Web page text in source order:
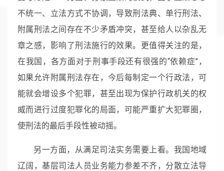
不统一、立法方式不协调，导致刑法典、单行刑法、
附属刑法之间存在不少矛盾冲突，甚至给人以杂乱无
章之感，影响了刑法施行的效果。更值得关注的是，
在我国，各方面对于刑事手段还有很强的“依赖症”，
如果允许附属刑法存在，今后每制定一个行政法，可
能就会增设多个犯罪，甚至出现为保护行政机关的权
威而进行过度犯罪化的局面，可能严重扩大犯罪圈，
使刑法的最后手段性被动摇。
另一方面，从满足司法实务需要上看。我国地域
辽阔，基层司法人员业务能力参差不齐，分散立法导